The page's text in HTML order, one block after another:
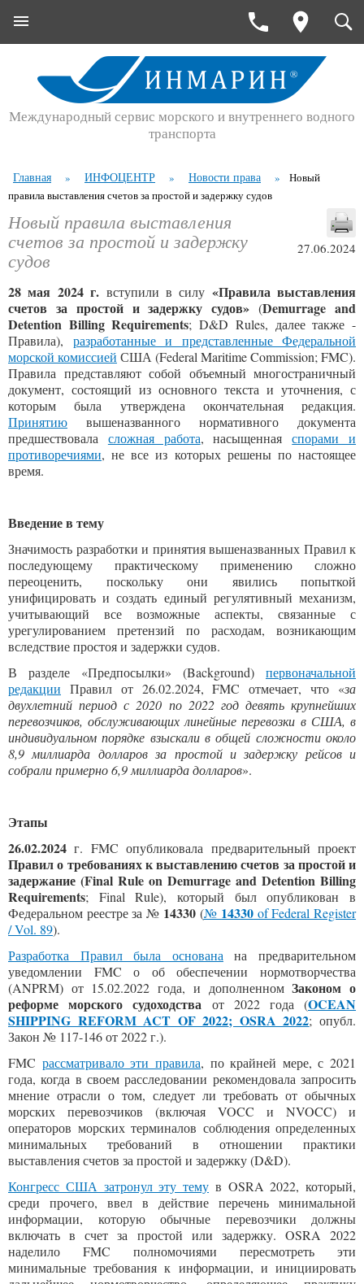
Международный сервис морского и внутреннего водного
транспорта
Главная » ИНФОЦЕНТР » Новости права »
Новый
правила выставления счетов за простой и задержку судов
27.06.2024
Новый правила выставления
счетов за простой и задержку
судов
28 мая 2024 г. вступили в силу «Правила выставления
счетов за простой и задержку судов» (Demurrage and
Detention BillingRequirements; D&D Rules, далее также -
Правила), разработанные и представленные Федеральной
морской комиссией США (Federal Maritime Commission; FMC).
Правила представляют собой объемный многостраничный
документ, состоящий из основного текста и уточнения, с
которым была утверждена окончательная редакция.
Принятию вышеназванного нормативного документа
предшествовала сложная работа, насыщеннаяспорами и
противоречиями, не все из которых решены по настоящее
время.
Введение в тему
Значимость разработки и принятия вышеназванных Правил к
последующему практическому применению сложно
переоценить, поскольку они явились попыткой
унифицировать и создать единый регулятивный механизм,
учитывающий все возможные аспекты, связанные с
урегулированием претензий по расходам, возникающим
вследствие простоя и задержки судов.
В разделе «Предпосылки» (Background) первоначальной
редакции Правил от 26.02.2024, FMC отмечает, что «за
двухлетний период с 2020 по 2022 год девять крупнейших
перевозчиков, обслуживающих линейные перевозки в США, в
индивидуальном порядке взыскали в общей сложности около
8,9 миллиарда долларов за простой и задержку рейсов и
собрали примерно 6,9 миллиарда долларов».
Этапы
26.02.2024 г. FMC опубликовала предварительный проект
Правил о требованиях к выставлению счетов за простой и
задержание (Final Rule on Demurrage and Detention Billing
Requirements; Final Rule), который был опубликован в
Федеральном реестре за № 14330(№ 14330 ofFederal Register
/ Vol. 89).
Разработка Правил была основана на предварительном
уведомлении FMC о об обеспечении нормотворчества
(ANPRM) от 15.02.2022 года, и дополненномЗаконом о
реформе морского судоходства от 2022 года (OCEAN
SHIPPING REFORM ACT OF 2022; OSRA 2022; опубл.
Закон № 117-146 от 2022 г.).
FMC рассматривало эти правила, по крайней мере, с 2021
года, когда в своем расследовании рекомендовала запросить
мнение отрасли о том, следует ли требовать от обычных
морских перевозчиков (включая VOCC и NVOCC) и
операторов морских терминалов соблюдения определенных
минимальных требований в отношении практики
выставления счетов за простой и задержку (D&D).
Конгресс США затронул эту тему в OSRA 2022, который,
среди прочего, ввел в действие перечень минимальной
информации, которую обычные перевозчики должны
включать в счет за простой или задержку. OSRA 2022
наделило FMC полномочиями пересмотреть эти
минимальные требования к информации, и инициировать